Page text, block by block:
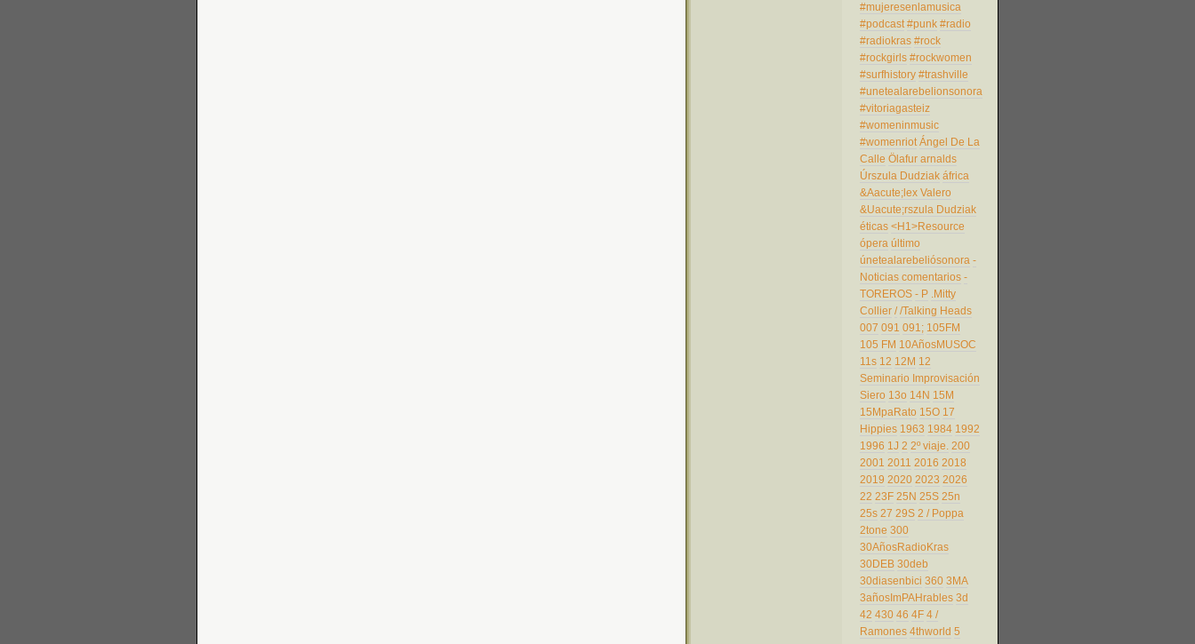
#mujeresenlamusica
#podcast #punk #radio
#radiokras #rock
#rockgirls #rockwomen
#surfhistory #trashville
#unetealarebelionsonora
#vitoriagasteiz
#womeninmusic
#womenriot Ángel De La
Calle Ölafur arnalds
Úrszula Dudziak áfrica
&Aacute;lex Valero
&Uacute;rszula Dudziak
éticas <H1>Resource
ópera último
únetealarebeliósonora -
Noticias comentarios -
TOREROS - P .Mitty
Collier / /Talking Heads
007 091 091; 105FM
105 FM 10AñosMUSOC
11s 12 12M 12
Seminario Improvisación
Siero 13o 14N 15M
15MpaRato 15O 17
Hippies 1963 1984 1992
1996 1J 2 2º viaje. 200
2001 2011 2016 2018
2019 2020 2023 2026
22 23F 25N 25S 25n
25s 27 29S 2 / Poppa
2tone 300
30AñosRadioKras
30DEB 30deb
30diasenbici 360 3MA
3añosImPAHrables 3d
42 430 46 4F 4 /
Ramones 4thworld 5